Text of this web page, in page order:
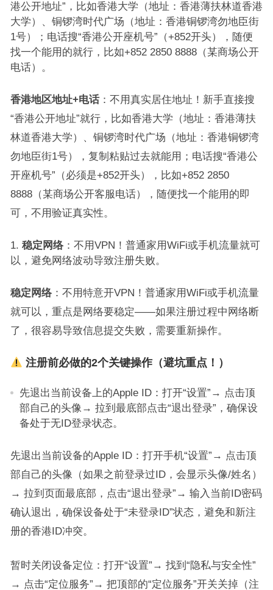
港公开地址”，比如香港大学（地址：香港薄扶林道香港
大学）、铜锣湾时代广场（地址：香港铜锣湾勿地臣街
1号）；电话搜“香港公开座机号”（+852开头），随便
找一个能用的就行，比如+852 2850 8888（某商场公开
电话）。
香港地区地址+电话：不用真实居住地址！新手直接搜
“香港公开地址”就行，比如香港大学（地址：香港薄扶
林道香港大学）、铜锣湾时代广场（地址：香港铜锣湾
勿地臣街1号），复制粘贴过去就能用；电话搜“香港公
开座机号”（必须是+852开头），比如+852 2850
8888（某商场公开客服电话），随便找一个能用的即
可，不用验证真实性。
稳定网络：不用VPN！普通家用WiFi或手机流量就可
以，避免网络波动导致注册失败。
稳定网络：不用特意开VPN！普通家用WiFi或手机流量
就可以，重点是网络要稳定——如果注册过程中网络断
了，很容易导致信息提交失败，需要重新操作。
注册前必做的2个关键操作（避坑重点！）
先退出当前设备上的Apple ID：打开“设置”→ 点击顶
部自己的头像→ 拉到最底部点击“退出登录”，确保设
备处于无ID登录状态。
先退出当前设备的Apple ID：打开手机“设置”→ 点击顶
部自己的头像（如果之前登录过ID，会显示头像/姓名）
→ 拉到页面最底部，点击“退出登录”→ 输入当前ID密码
确认退出，确保设备处于“未登录ID”状态，避免和新注
册的香港ID冲突。
暂时关闭设备定位：打开“设置”→ 找到“隐私与安全性”
→ 点击“定位服务”→ 把顶部的“定位服务”开关关掉（注